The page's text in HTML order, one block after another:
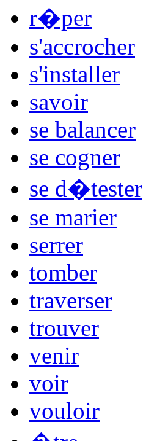
r�per
s'accrocher
s'installer
savoir
se balancer
se cogner
se d�tester
se marier
serrer
tomber
traverser
trouver
venir
voir
vouloir